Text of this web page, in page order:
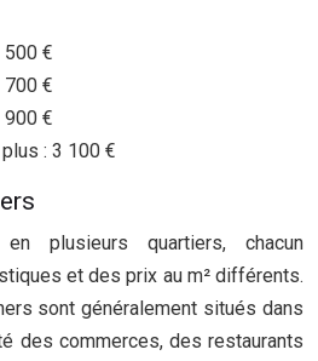
500 €
700 €
900 €
: 3 100 €
plusieurs quartiers, chacun
et des prix au m² différents.
sont généralement situés dans
des commerces, des restaurants